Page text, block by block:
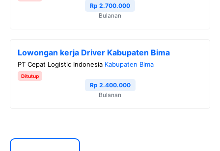
Rp 2.700.000
Bulanan
Lowongan kerja Driver Kabupaten Bima
PT Cepat Logistic Indonesia Kabupaten Bima
Ditutup
Rp 2.400.000
Bulanan